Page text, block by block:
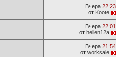
Вчера 22:23
от Koote
Вчера 22:01
от hellen12a
Вчера 21:54
от worksale